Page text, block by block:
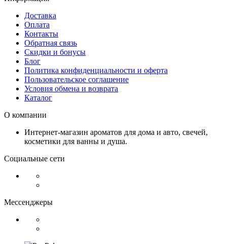
Доставка
Оплата
Контакты
Обратная связь
Скидки и бонусы
Блог
Политика конфиденциальности и оферта
Пользовательское соглашение
Условия обмена и возврата
Каталог
О компании
Интернет-магазин ароматов для дома и авто, свечей,
косметики для ванны и душа.
Социальные сети
Мессенджеры